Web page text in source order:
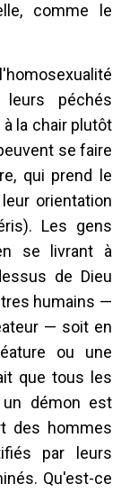
comme le
péchés
la chair plutôt
se faire
qui prend le
orientation
Les gens
se livrant à
de Dieu
humains —
— soit en
ou une
que tous les
démon est
des hommes
par leurs
Qu'est-ce